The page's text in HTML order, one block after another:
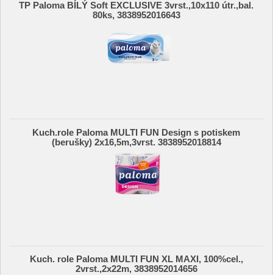
TP Paloma BÍLÝ Soft EXCLUSIVE 3vrst.,10x110 útr.,bal.
80ks, 3838952016643
Kuch.role Paloma MULTI FUN Design s potiskem
(berušky) 2x16,5m,3vrst. 3838952018814
Kuch. role Paloma MULTI FUN XL MAXI, 100%cel.,
2vrst.,2x22m, 3838952014656